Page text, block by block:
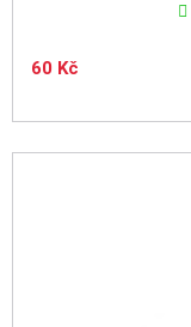
60 Kč